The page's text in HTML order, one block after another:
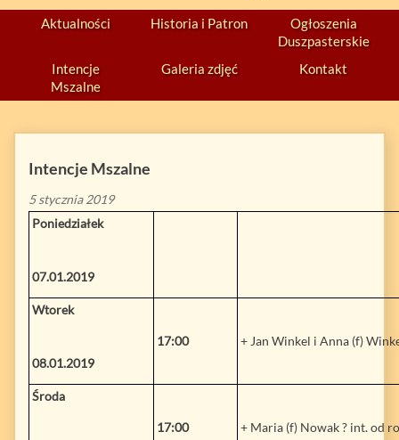
Aktualności Historia i Patron
Ogłoszenia
Duszpasterskie
Intencje
Mszalne
Galeria zdjęć Kontakt
Intencje Mszalne
5 stycznia 2019
Poniedziałek
07.01.2019
Wtorek
08.01.2019
17:00 + Jan Winkel i Anna (f)
Środa
17:00 + Maria (f) Nowak ? int. od